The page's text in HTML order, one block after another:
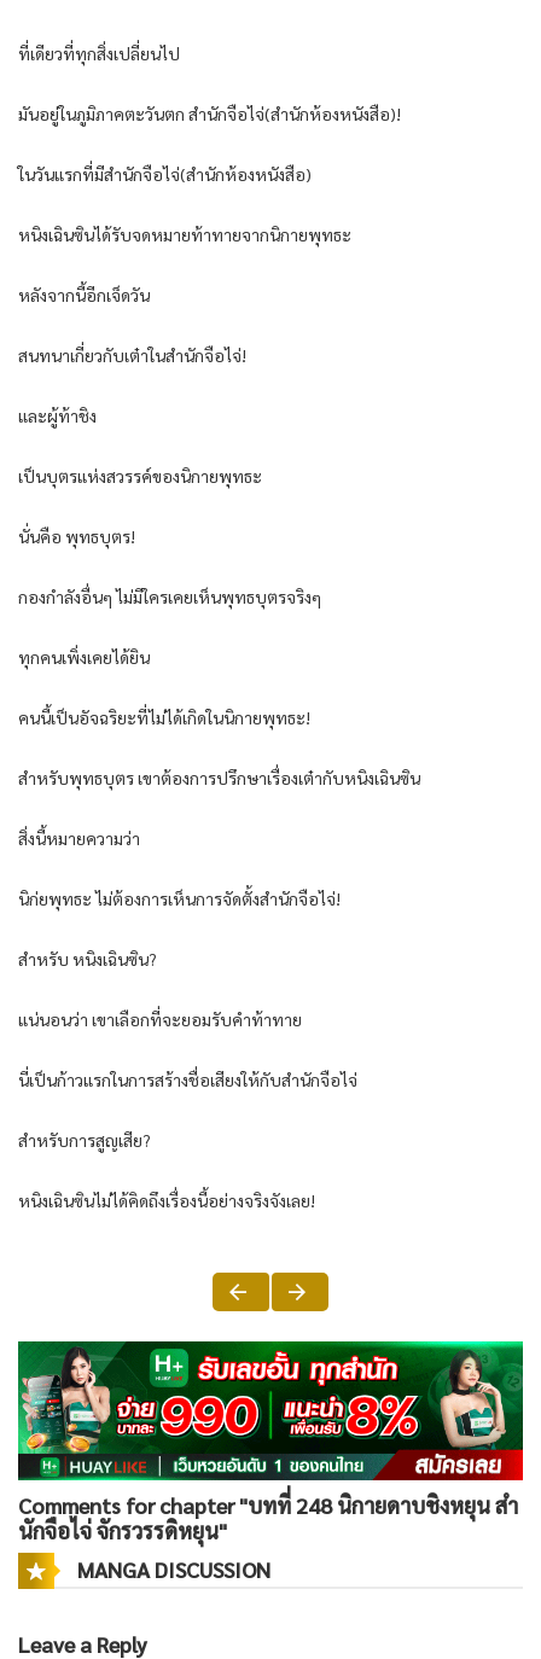
ที่เดียวที่ทุกสิ่งเปลี่ยนไป
มันอยู่ในภูมิภาคตะวันตก สำนักจือไจ่(สำนักห้องหนังสือ)!
ในวันแรกที่มีสำนักจือไจ่(สำนักห้องหนังสือ)
หนิงเฉินซินได้รับจดหมายท้าทายจากนิกายพุทธะ
หลังจากนี้อีกเจ็ดวัน
สนทนาเกี่ยวกับเต๋าในสำนักจือไจ่!
และผู้ท้าชิง
เป็นบุตรแห่งสวรรค์ของนิกายพุทธะ
นั่นคือ พุทธบุตร!
กองกำลังอื่นๆ ไม่มีใครเคยเห็นพุทธบุตรจริงๆ
ทุกคนเพิ่งเคยได้ยิน
คนนี้เป็นอัจฉริยะที่ไม่ได้เกิดในนิกายพุทธะ!
สำหรับพุทธบุตร เขาต้องการปรึกษาเรื่องเต๋ากับหนิงเฉินซิน
สิ่งนี้หมายความว่า
นิก่ยพุทธะ ไม่ต้องการเห็นการจัดตั้งสำนักจือไจ่!
สำหรับ หนิงเฉินซิน?
แน่นอนว่า เขาเลือกที่จะยอมรับคำท้าทาย
นี่เป็นก้าวแรกในการสร้างชื่อเสียงให้กับสำนักจือไจ่
สำหรับการสูญเสีย?
หนิงเฉินซินไม่ได้คิดถึงเรื่องนี้อย่างจริงจังเลย!
Comments for chapter "บทที่ 248 นิกายดาบชิงหยุน สำ
นักจือไจ่ จักรวรรดิหยุน"
MANGA DISCUSSION
Leave a Reply